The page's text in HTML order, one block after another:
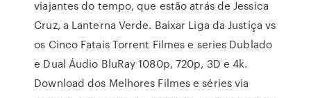
viajantes do tempo, que estão atrás de Jessica
Cruz, a Lanterna Verde. Baixar Liga da Justiça vs
os Cinco Fatais Torrent Filmes e series Dublado
e Dual Áudio BluRay 1080p, 720p, 3D e 4k.
Download dos Melhores Filmes e séries via